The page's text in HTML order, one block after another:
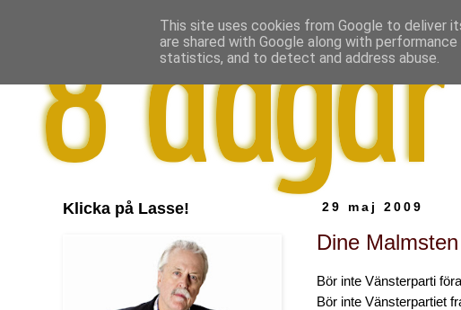
29 maj 2009
Dine
Bör inte Vänsterparti
Bör inte Vänsterpartiet
Klicka på Lasse!
This site uses cookies from Google to deliver
are shared with Google along with
statistics, and to detect and address abuse.